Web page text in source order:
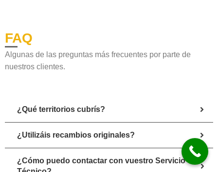
FAQ
Algunas de las preguntas más frecuentes por parte de
nuestros clientes.
¿Qué territorios cubrís?
¿Utilizáis recambios originales?
¿Cómo puedo contactar con vuestro Servicio